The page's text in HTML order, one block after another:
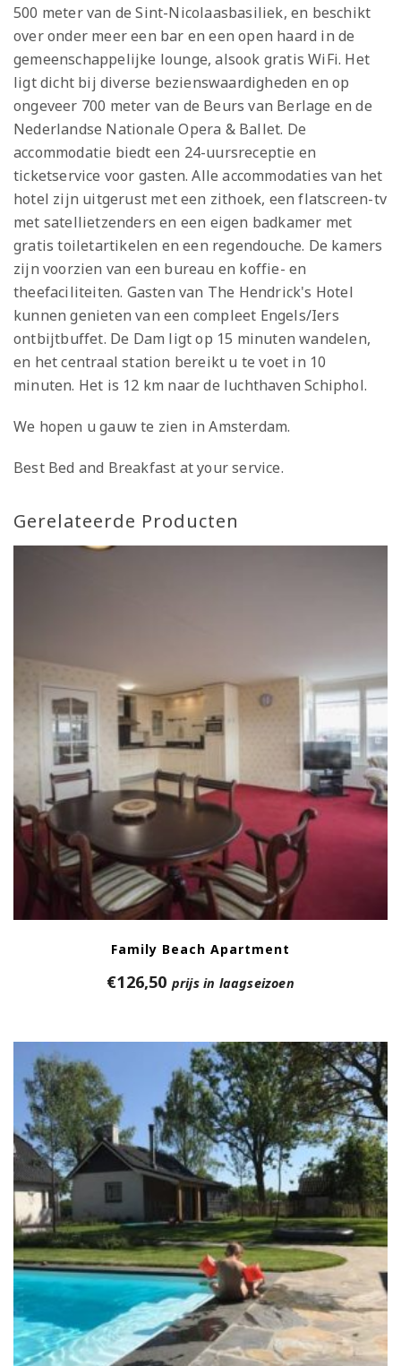
500 meter van de Sint-Nicolaasbasiliek, en beschikt
over onder meer een bar en een open haard in de
gemeenschappelijke lounge, alsook gratis WiFi. Het
ligt dicht bij diverse bezienswaardigheden en op
ongeveer 700 meter van de Beurs van Berlage en de
Nederlandse Nationale Opera & Ballet. De
accommodatie biedt een 24-uursreceptie en
ticketservice voor gasten. Alle accommodaties van het
hotel zijn uitgerust met een zithoek, een flatscreen-tv
met satellietzenders en een eigen badkamer met
gratis toiletartikelen en een regendouche. De kamers
zijn voorzien van een bureau en koffie- en
theefaciliteiten. Gasten van The Hendrick's Hotel
kunnen genieten van een compleet Engels/Iers
ontbijtbuffet. De Dam ligt op 15 minuten wandelen,
en het centraal station bereikt u te voet in 10
minuten. Het is 12 km naar de luchthaven Schiphol.
We hopen u gauw te zien in Amsterdam.
Best Bed and Breakfast at your service.
Gerelateerde Producten
Family Beach Apartment
€126,50 prijs in laagseizoen